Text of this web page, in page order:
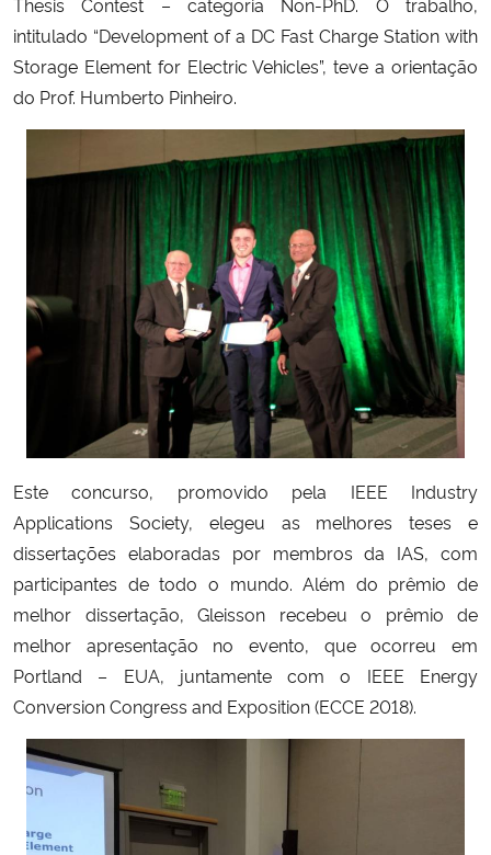
Ministério da Ciência, Tecnologia, Inovações e Comunicações
Ministério do Meio Ambiente
Ministério do Turismo
Ministério do Desenvolvimento Regional
Controladoria-Geral da União
Ministério da Mulher, da Família e dos Direitos Humanos
Secretaria de Governo
Gabinete de Segurança Institucional
Planalto
intitulado “Development of a DC Fast Charge Station with
Storage Element for Electric Vehicles”, teve a orientação
do Prof. Humberto Pinheiro.
Este concurso, promovido pela IEEE Industry
Applications Society, elegeu as melhores teses e
dissertações elaboradas por membros da IAS, com
participantes de todo o mundo. Além do prêmio de
melhor dissertação, Gleisson recebeu o prêmio de
melhor apresentação no evento, que ocorreu em
Portland – EUA, juntamente com o IEEE Energy
Conversion Congress and Exposition (ECCE 2018).